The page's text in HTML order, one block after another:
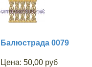
Балюстрада 0079
Цена: 50,00 руб